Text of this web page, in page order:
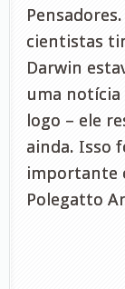
cientistas
Darwin
uma notícia
logo – ele
ainda. Isso
importante
Polegatto